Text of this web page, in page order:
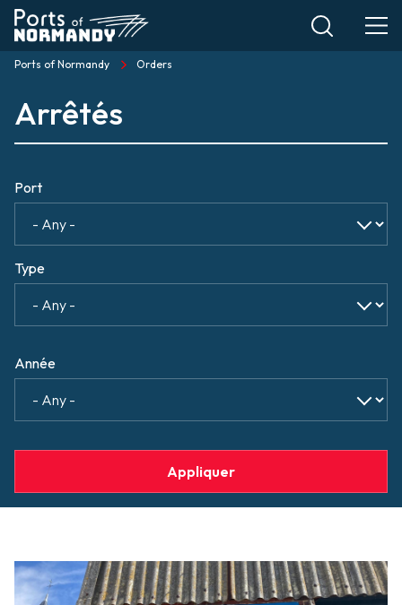
Skip
main
Breadcrumb
Ports of Normandy Orders
Arrêtés
Port
Type
Année